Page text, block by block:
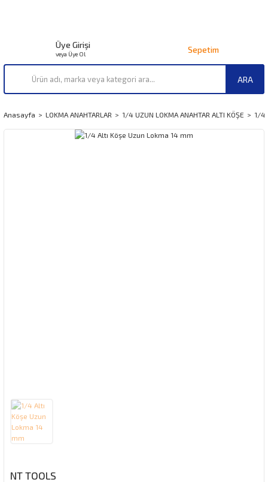
ARA
Üye Girişi
veya Üye Ol Sepetim
Anasayfa LOKMA ANAHTARLAR 1/4 UZUN LOKMA ANAHTAR ALTI KÖŞE 1/4
NT TOOLS